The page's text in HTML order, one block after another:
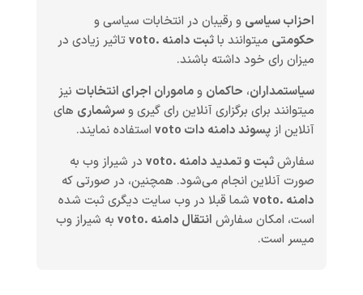
احزاب سیاسی و رقیبان در انتخابات سیاسی و
حکومتی میتوانند باثبت دامنه .voto
تاثیر زیادی در
میزان رای خود داشته باشند.
سیاستمداران، حاکمان وماموران اجرای انتخابات نیز
میتوانند برای برگزاری آنلاین رای گیری وسرشماری های
آنلاین ازپسوند دامنه دات voto
استفاده نمایند.
سفارشثبت و تمدید دامنه .voto
در شیراز وب به
صورت آنلاین انجام می‌شود. همچنین، در صورتی که
دامنه .voto
شما قبلا در وب سایت دیگری ثبت شده
است، امکان سفارش انتقال دامنه .voto
به شیراز وب
میسر است.